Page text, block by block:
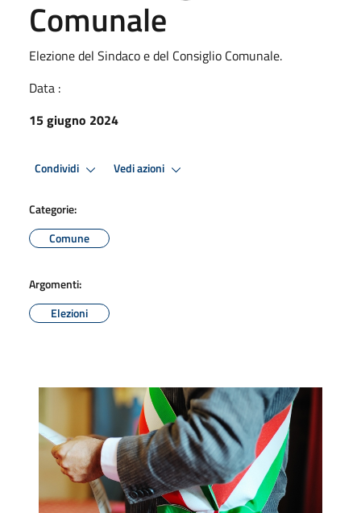
Comunale
Elezione del Sindaco e del Consiglio Comunale.
Data :
15 giugno 2024
Condividi Vedi azioni
Categorie:
Comune
Argomenti:
Elezioni